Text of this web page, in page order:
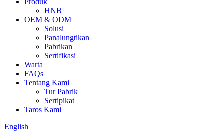
HNB
OEM & ODM
Solusi
Panalungtikan
Pabrikan
Sertifikasi
Warta
FAQs
Tentang Kami
Tur Pabrik
Sertipikat
Taros Kami
English